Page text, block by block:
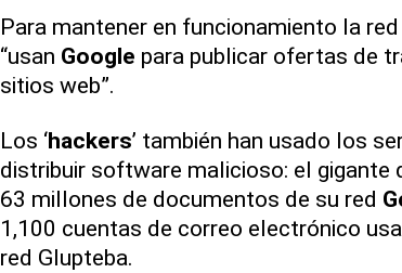
Para mantener en funcionamiento la
“usan Google para publicar ofertas de
sitios web”.
Los ‘hackers’ también han usado los
distribuir software malicioso: el gigante
63 millones de documentos de su red
1,100 cuentas de correo electrónico
red Glupteba.